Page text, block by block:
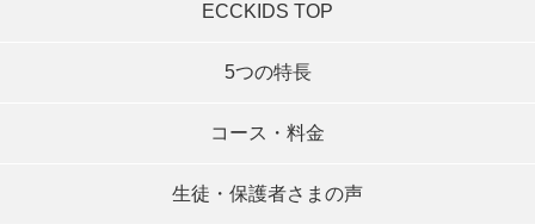
ECCKIDS TOP
5つの特長
コース・料金
生徒・保護者さまの声